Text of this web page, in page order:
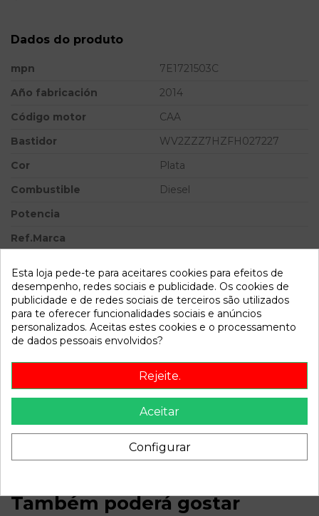
Dados do produto
mpn
7E1721503C
Año fabricación
2014
Código motor
CAA
Bastidor
WV2ZZZ7HZFH027227
Cor
Plata
Combustible
Diesel
Potencia
Ref.Marca
Trendline
Referência 788601
Disponível a partir de: 2022-04-04
caravelle corto 2.0 115 trendline referencia OEM IAM
Também poderá gostar
Esta loja pede-te para aceitares cookies para efeitos de
desempenho, redes sociais e publicidade. Os cookies de
publicidade e de redes sociais de terceiros são utilizados
para te oferecer funcionalidades sociais e anúncios
personalizados. Aceitas estes cookies e o processamento
de dados pessoais envolvidos?
Rejeite.
Aceitar
Configurar